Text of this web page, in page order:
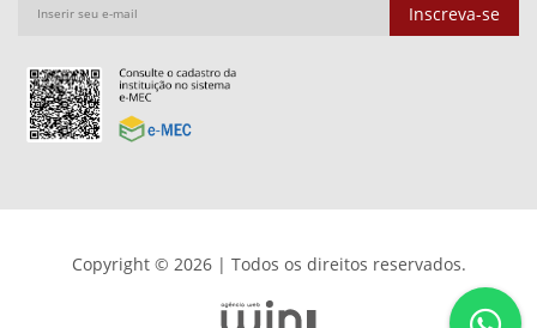
Inscreva-se
Copyright © 2026 | Todos os direitos reservados.